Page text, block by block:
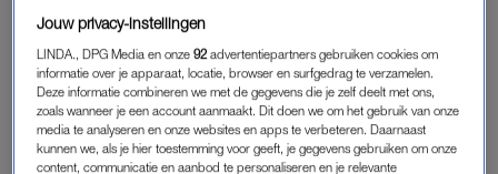
die wij hier gewoon bij de apotheek scoren. Volgens hem
onmisbaar voor zijn landgenoten die een trip maken naar
Europa.
FAVORIETE ZONNEBRAND VAN EEN
DERMATOLOOG
Jouw privacy-instellingen
LINDA., DPG Media en onze92 advertentiepartners gebruiken cookies om
informatie over je apparaat, locatie, browser en surfgedrag te verzamelen.
Deze informatie combineren we met de gegevens die je zelf deelt met ons,
zoals wanneer je een account aanmaakt. Dit doen we om het gebruik van onze
media te analyseren en onze websites en apps te verbeteren. Daarnaast
kunnen we, als je hier toestemming voor geeft, je gegevens gebruiken om onze
content, communicatie en aanbod te personaliseren en je relevante